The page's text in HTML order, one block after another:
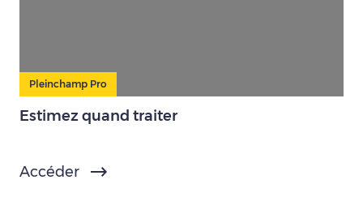
Pleinchamp Pro
Estimez quand traiter
Accéder